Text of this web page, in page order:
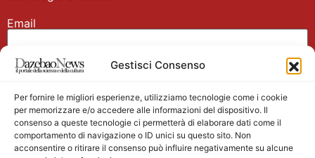
Gestisci Consenso
Per fornire le migliori esperienze, utilizziamo tecnologie come i cookie
per memorizzare e/o accedere alle informazioni del dispositivo. Il
consenso a queste tecnologie ci permetterà di elaborare dati come il
comportamento di navigazione o ID unici su questo sito. Non
acconsentire o ritirare il consenso può influire negativamente su alcune
Email
Nome